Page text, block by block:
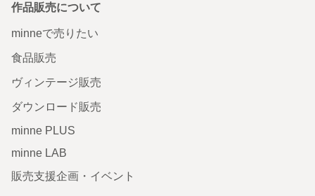
作品販売について
minneで売りたい
食品販売
ヴィンテージ販売
ダウンロード販売
minne PLUS
minne LAB
販売支援企画・イベント